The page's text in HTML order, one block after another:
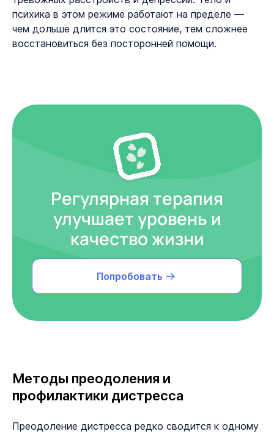
психика в этом режиме работают на пределе —
чем дольше длится это состояние, тем сложнее
восстановиться без посторонней помощи.
Регулярная терапия
улучшает уровень и
качество жизни
Попробовать
Методы преодоления и
профилактики дистресса
Преодоление дистресса редко сводится к одному